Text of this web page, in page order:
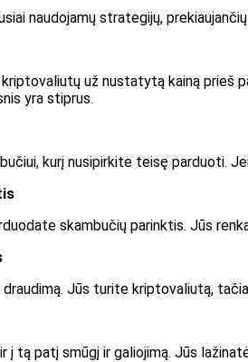
naudojamų strategijų,
už nustatytą kainą prieš
yra stiprus.
kurį nusipirkite teisę parduoti.
skambučių parinktis. Jūs
Jūs turite kriptovaliutą,
į tą patį smūgį ir galiojimą. Jūs